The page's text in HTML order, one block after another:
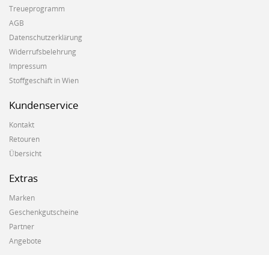
Treueprogramm
AGB
Datenschutzerklärung
Widerrufsbelehrung
Impressum
Stoffgeschäft in Wien
Kundenservice
Kontakt
Retouren
Übersicht
Extras
Marken
Geschenkgutscheine
Partner
Angebote